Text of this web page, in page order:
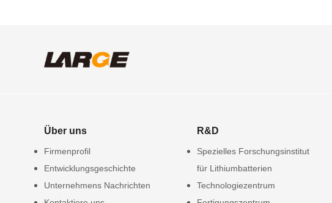
Über uns
Firmenprofil
Entwicklungsgeschichte
Unternehmens Nachrichten
R&D
Spezielles Forschungsinstitut
für Lithiumbatterien
Technologiezentrum